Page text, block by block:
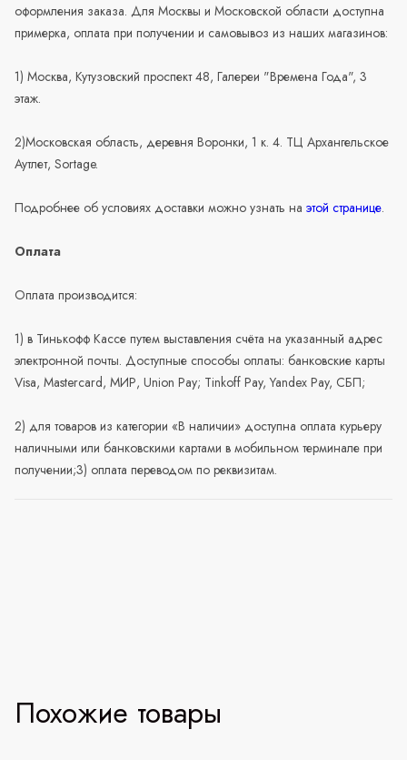
оформления заказа. Для Москвы и Московской области доступна
примерка, оплата при получении и самовывоз из наших магазинов:
1) Москва, Кутузовский проспект 48, Галереи "Времена Года", 3
этаж.
2)Московская область, деревня Воронки, 1 к. 4. ТЦ Архангельское
Аутлет, Sortage.
Подробнее об условиях доставки можно узнать на этой странице.
Оплата
Оплата производится:
1) в Тинькофф Кассе путем выставления счёта на указанный адрес
электронной почты. Доступные способы оплаты: банковские карты
Visa, Mastercard, МИР, Union Pay; Tinkoff Pay, Yandex Pay, СБП;
2) для товаров из категории «В наличии» доступна оплата курьеру
наличными или банковскими картами в мобильном терминале при
получении;3) оплата переводом по реквизитам.
Похожие товары